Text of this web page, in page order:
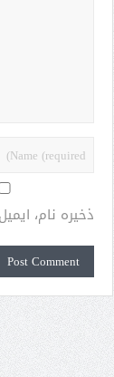
ذخیره نام،